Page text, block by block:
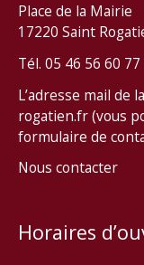
Place de la Mairie
17220 Saint
Tél. 05 46 56 60 77
L’adresse mail de
rogatien.fr (vous
formulaire de
Nous contacter
Horaires